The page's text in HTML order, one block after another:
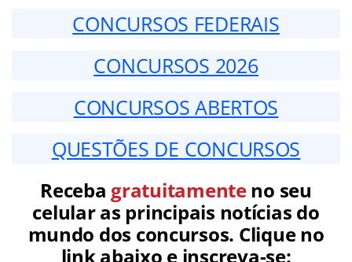
CONCURSOS FEDERAIS
CONCURSOS 2026
CONCURSOS ABERTOS
QUESTÕES DE CONCURSOS
Receba gratuitamenteno seu
celular as principais notícias do
mundo dos concursos. Clique no
link abaixo e inscreva-se: